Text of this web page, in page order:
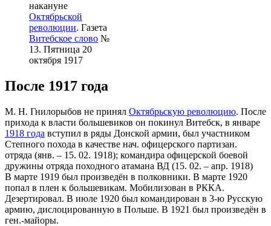
накануне
Октябрьской
революции. Газета
Витебское слово №
13. Пятница 20
октября 1917
После 1917 года
М. Н. Гнилорыбов не принял Октябрьскую революцию. После
прихода к власти большевиков он покинул Витебск, в январе
1918 года вступил в ряды Донской армии, был участником
Степного похода в качестве нач. офицерского партизан.
отряда (янв. – 15. 02. 1918); командира офицерской боевой
дружины отряда походного атамана ВД (15. 02. – апр. 1918)
В марте 1919 был произведён в полковники. В марте 1920
попал в плен к большевикам. Мобилизован в РККА.
Дезертировал. В июле 1920 был командирован в 3-ю Русскую
армию, дислоцированную в Польше. В 1921 был произведён в
ген.-майоры.